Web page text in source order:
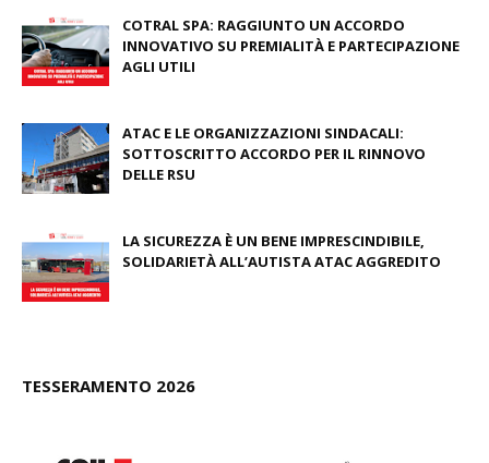
COTRAL SPA: RAGGIUNTO UN ACCORDO
INNOVATIVO SU PREMIALITÀ E PARTECIPAZIONE
AGLI UTILI
ATAC E LE ORGANIZZAZIONI SINDACALI:
SOTTOSCRITTO ACCORDO PER IL RINNOVO
DELLE RSU
LA SICUREZZA È UN BENE IMPRESCINDIBILE,
SOLIDARIETÀ ALL’AUTISTA ATAC AGGREDITO
TESSERAMENTO 2026